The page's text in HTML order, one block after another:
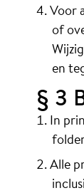
Voor
of
en
§ 3
In
Alle